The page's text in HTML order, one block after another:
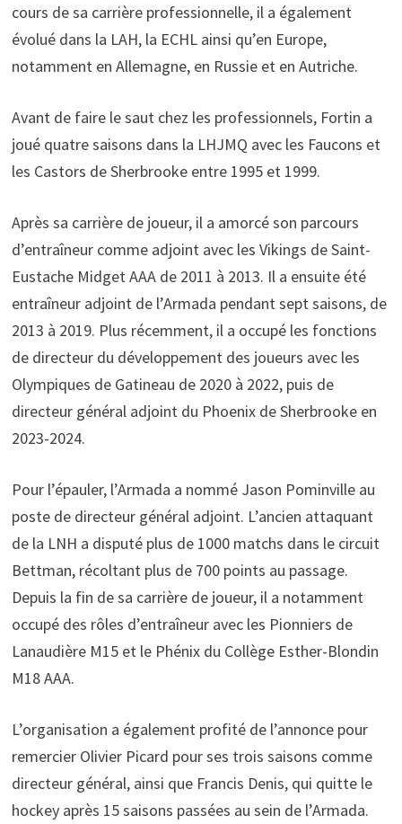
cours de sa carrière professionnelle, il a également
évolué dans la LAH, la ECHL ainsi qu’en Europe,
notamment en Allemagne, en Russie et en Autriche.
Avant de faire le saut chez les professionnels, Fortin a
joué quatre saisons dans la LHJMQ avec les Faucons et
les Castors de Sherbrooke entre 1995 et 1999.
Après sa carrière de joueur, il a amorcé son parcours
d’entraîneur comme adjoint avec les Vikings de Saint-
Eustache Midget AAA de 2011 à 2013. Il a ensuite été
entraîneur adjoint de l’Armada pendant sept saisons, de
2013 à 2019. Plus récemment, il a occupé les fonctions
de directeur du développement des joueurs avec les
Olympiques de Gatineau de 2020 à 2022, puis de
directeur général adjoint du Phoenix de Sherbrooke en
2023-2024.
Pour l’épauler, l’Armada a nommé Jason Pominville au
poste de directeur général adjoint. L’ancien attaquant
de la LNH a disputé plus de 1000 matchs dans le circuit
Bettman, récoltant plus de 700 points au passage.
Depuis la fin de sa carrière de joueur, il a notamment
occupé des rôles d’entraîneur avec les Pionniers de
Lanaudière M15 et le Phénix du Collège Esther-Blondin
M18 AAA.
L’organisation a également profité de l’annonce pour
remercier Olivier Picard pour ses trois saisons comme
directeur général, ainsi que Francis Denis, qui quitte le
hockey après 15 saisons passées au sein de l’Armada.